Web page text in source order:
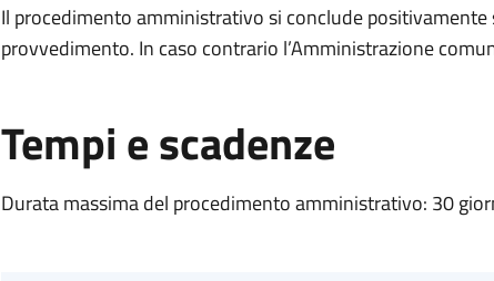
Il procedimento amministrativo si conclude positivamente
provvedimento. In caso contrario l’Amministrazione
Tempi e scadenze
Durata massima del procedimento amministrativo: 30